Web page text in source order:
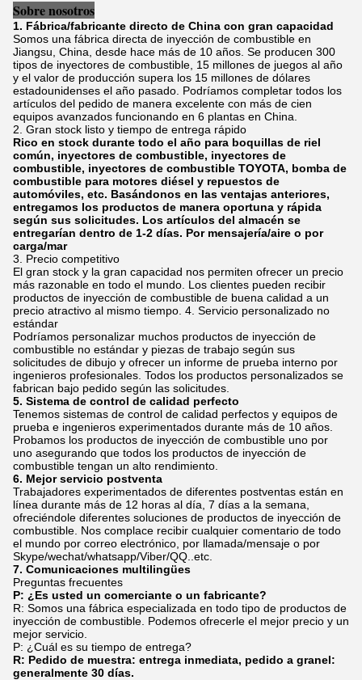
Sobre nosotros
1. Fábrica/fabricante directo de China con gran capacidad
Somos una fábrica directa de inyección de combustible en
Jiangsu, China, desde hace más de 10 años. Se producen 300
tipos de inyectores de combustible, 15 millones de juegos al año
y el valor de producción supera los 15 millones de dólares
estadounidenses el año pasado. Podríamos completar todos los
artículos del pedido de manera excelente con más de cien
equipos avanzados funcionando en 6 plantas en China.
2. Gran stock listo y tiempo de entrega rápido
Rico en stock durante todo el año para boquillas de riel
común, inyectores de combustible, inyectores de
combustible, inyectores de combustible TOYOTA, bomba de
combustible para motores diésel y repuestos de
automóviles, etc. Basándonos en las ventajas anteriores,
entregamos los productos de manera oportuna y rápida
según sus solicitudes. Los artículos del almacén se
entregarían dentro de 1-2 días. Por mensajería/aire o por
carga/mar
3. Precio competitivo
El gran stock y la gran capacidad nos permiten ofrecer un precio
más razonable en todo el mundo. Los clientes pueden recibir
productos de inyección de combustible de buena calidad a un
precio atractivo al mismo tiempo. 4. Servicio personalizado no
estándar
Podríamos personalizar muchos productos de inyección de
combustible no estándar y piezas de trabajo según sus
solicitudes de dibujo y ofrecer un informe de prueba interno por
ingenieros profesionales. Todos los productos personalizados se
fabrican bajo pedido según las solicitudes.
5. Sistema de control de calidad perfecto
Tenemos sistemas de control de calidad perfectos y equipos de
prueba e ingenieros experimentados durante más de 10 años.
Probamos los productos de inyección de combustible uno por
uno asegurando que todos los productos de inyección de
combustible tengan un alto rendimiento.
6. Mejor servicio postventa
Trabajadores experimentados de diferentes postventas están en
línea durante más de 12 horas al día, 7 días a la semana,
ofreciéndole diferentes soluciones de productos de inyección de
combustible. Nos complace recibir cualquier comentario de todo
el mundo por correo electrónico, por llamada/mensaje o por
Skype/wechat/whatsapp/Viber/QQ..etc.
7. Comunicaciones multilingües
Preguntas frecuentes
P: ¿Es usted un comerciante o un fabricante?
R: Somos una fábrica especializada en todo tipo de productos de
inyección de combustible. Podemos ofrecerle el mejor precio y un
mejor servicio.
P: ¿Cuál es su tiempo de entrega?
R: Pedido de muestra: entrega inmediata, pedido a granel:
generalmente 30 días.